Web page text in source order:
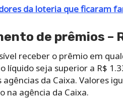
da loteria que ficaram
de prêmios –
receber o prêmio em
líquido seja superior a R$
da Caixa. Valores
na agência da Caixa.